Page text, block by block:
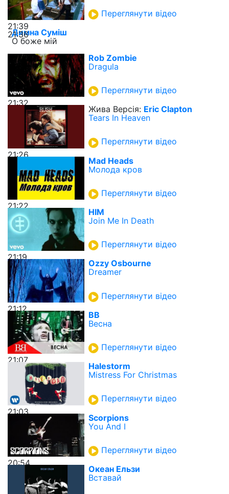
21:39
Переглянути відео
21:36
Димна Суміш
О боже мій
21:32
Rob Zombie
Dragula
Переглянути відео
21:26
Жива Версія: Eric Clapton
Tears In Heaven
Переглянути відео
21:22
Mad Heads
Молода кров
Переглянути відео
21:19
HIM
Join Me In Death
Переглянути відео
21:12
Ozzy Osbourne
Dreamer
Переглянути відео
21:07
ВВ
Весна
Переглянути відео
21:03
Halestorm
Mistress For Christmas
Переглянути відео
20:54
Scorpions
You And I
Переглянути відео
Океан Ельзи
Вставай